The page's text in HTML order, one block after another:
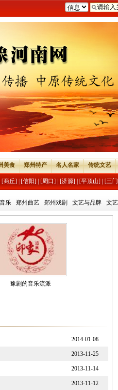
美食 郑州特产 名人名家 传统文艺
[商丘] [信阳] [周口] [济源] [平顶山] [三
乐 郑州曲艺 郑州戏剧 文艺与品牌 文
豫剧的音乐流派
2014-01-08
2013-11-25
2013-11-14
2013-11-12